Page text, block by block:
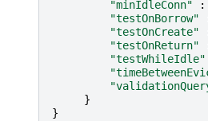
"minIdleConn"
:
"testOnBorrow"
"testOnCreate"
"testOnReturn"
"testWhileIdle"
}
}